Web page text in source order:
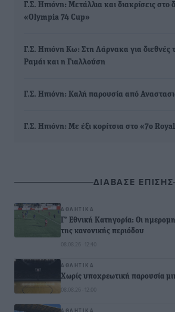
Γ.Σ. Ηπιόνη: Μετάλλια και διακρίσεις στο
«Olympia 74 Cup»
Γ.Σ. Ηπιόνη Κω: Στη Λάρνακα για διεθνές
Ραμάι και η Γιαλλούση
Γ.Σ. Ηπιόνη: Καλή παρουσία από
Γ.Σ. Ηπιόνη: Με έξι κορίτσια στο «7ο
ΔΙΑΒΑΣΕ ΕΠΙΣΗΣ
ΑΘΛΗΤΙΚΆ
Γ’ Εθνική Κατηγορία: Οι
της κανονικής περιόδου
08.08.26 · 12:40
ΑΘΛΗΤΙΚΆ
Χωρίς υποχρεωτική παρουσία
08.08.26 · 12:00